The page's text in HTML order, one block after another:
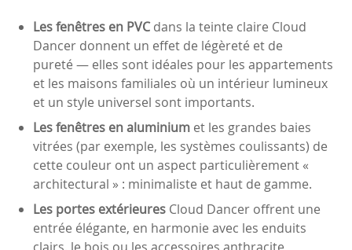
Les fenêtres en PVCdans la teinte claire Cloud
Dancer donnent un effet de légèreté et de
pureté — elles sont idéales pour les appartements
et les maisons familiales où un intérieur lumineux
et un style universel sont importants.
Les fenêtres en aluminium et les grandes baies
vitrées (par exemple, les systèmes coulissants) de
cette couleur ont un aspect particulièrement «
architectural » : minimaliste et haut de gamme.
Les portes extérieures Cloud Dancer offrent une
entrée élégante, en harmonie avec les enduits